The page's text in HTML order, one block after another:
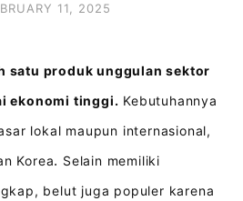
11, 2025
satu produk unggulan sektor
ekonomi tinggi. Kebutuhannya
lokal maupun internasional,
Korea. Selain memiliki
belut juga populer karena